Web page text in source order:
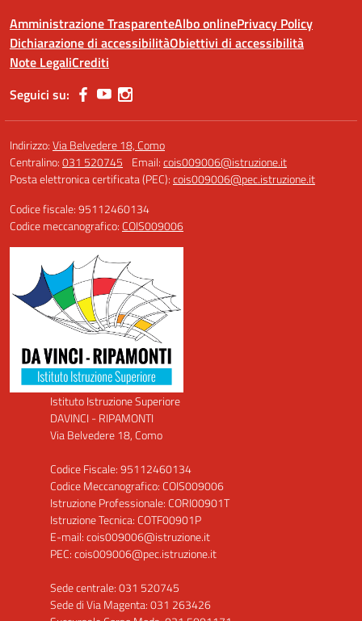
Amministrazione TrasparenteAlbo onlinePrivacy Policy
Dichiarazione di accessibilitàObiettivi di accessibilità
Note LegaliCrediti
Seguici su:
Indirizzo:Via Belvedere 18, Como
Centralino:031 520745 Email:cois009006@istruzione.it
Posta elettronica certificata (PEC):cois009006@pec.istruzione.it
Codice fiscale: 95112460134
Codice meccanografico: COIS009006
Istituto Istruzione Superiore
DAVINCI - RIPAMONTI
Via Belvedere 18, Como
Codice Fiscale: 95112460134
Codice Meccanografico: COIS009006
Istruzione Professionale: CORI00901T
Istruzione Tecnica: COTF00901P
E-mail: cois009006@istruzione.it
PEC: cois009006@pec.istruzione.it
Sede centrale: 031 520745
Sede di Via Magenta: 031 263426